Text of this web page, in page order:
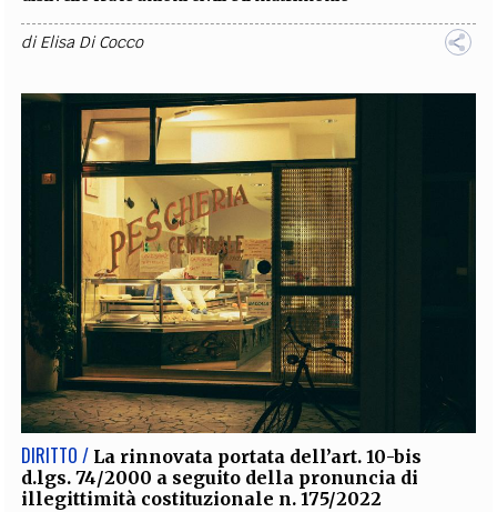
diElisa Di Cocco
DIRITTO / La rinnovata portata dell’art. 10-bis
d.lgs. 74/2000 a seguito della pronuncia di
illegittimità costituzionale n. 175/2022